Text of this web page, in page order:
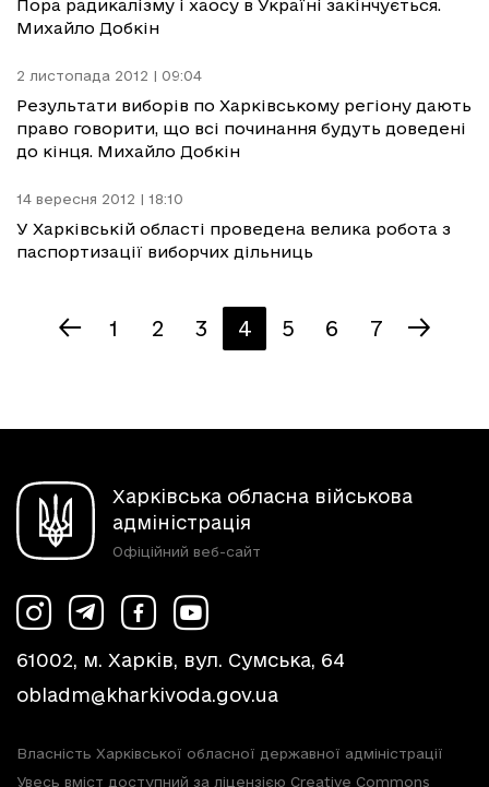
Пора радикалізму і хаосу в Україні закінчується.
Михайло Добкін
2 листопада 2012 | 09:04
Результати виборів по Харківському регіону дають
право говорити, що всі починання будуть доведені
до кінця. Михайло Добкін
14 вересня 2012 | 18:10
У Харківській області проведена велика робота з
паспортизації виборчих дільниць
1 2 3 4 5 6 7
Харківська обласна військова
адміністрація
Офіційний веб-сайт
61002, м. Харків, вул. Сумська, 64
obladm@kharkivoda.gov.ua
Власність Харківської обласної державної адміністрації
Увесь вміст доступний за ліцензією Creative Commons